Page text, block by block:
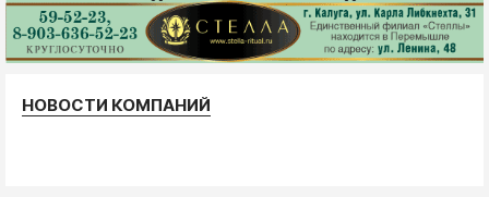
НОВОСТИ КОМПАНИЙ